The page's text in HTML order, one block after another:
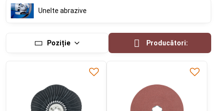
Unelte abrazive
Poziție Producători: